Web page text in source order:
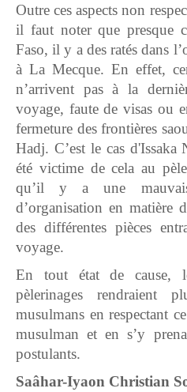
Outre ces aspects non
il faut noter que presque
Faso, il y a des ratés dans
à La Mecque. En effet,
n’arrivent pas à la
voyage, faute de visas ou
fermeture des frontières
Hadj. C’est le cas
été victime de cela au
qu’il y a une
d’organisation en matière
des différentes pièces
voyage.
En tout état de cause,
pèlerinages rendraient
musulmans en respectant
musulman et en s’y
postulants.
Saâhar-Iyaon Christian